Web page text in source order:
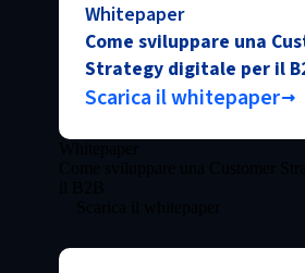
Whitepaper
Come sviluppare una
Strategy digitale per il
Scarica il whitepaper